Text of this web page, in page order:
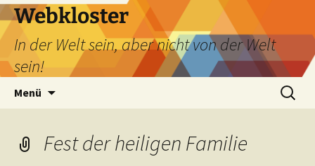
Webkloster
In der Welt sein, aber nicht von der Welt
sein!
Menü
Suchen
nach:
Fest der heiligen Familie